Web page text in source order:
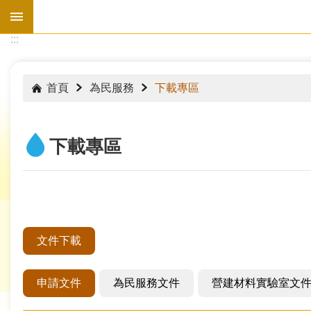
跳到主要內容區塊
:::
首頁 為民服務 下載專區
下載專區
文件下載
申請文件 為民服務文件 營建材料實驗室文件